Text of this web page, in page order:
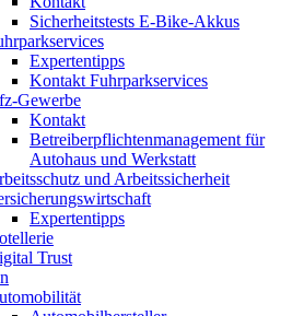
Sicherheitstests E-Bike-Akkus
Expertentipps
Kontakt Fuhrparkservices
Gewerbe
Kontakt
Betreiberpflichtenmanagement für
Autohaus und Werkstatt
und Arbeitssicherheit
Expertentipps
Trust